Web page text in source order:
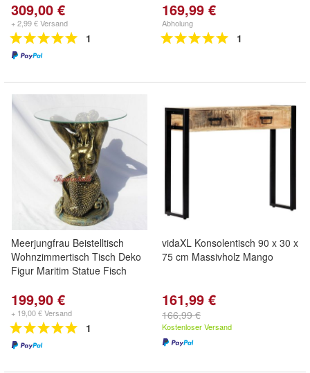
309,00 €
+ 2,99 € Versand
1
169,99 €
Abholung
1
Meerjungfrau Beistelltisch
Wohnzimmertisch Tisch Deko
Figur Maritim Statue Fisch
199,90 €
+ 19,00 € Versand
1
vidaXL Konsolentisch 90 x 30 x
75 cm Massivholz Mango
161,99 €
166,99 €
Kostenloser Versand